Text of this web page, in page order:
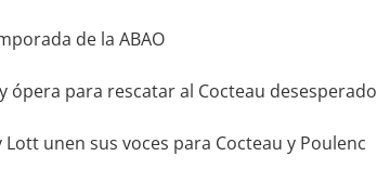
de la ABAO
ópera para rescatar al Cocteau desesperado
Lott unen sus voces para Cocteau y Poulenc